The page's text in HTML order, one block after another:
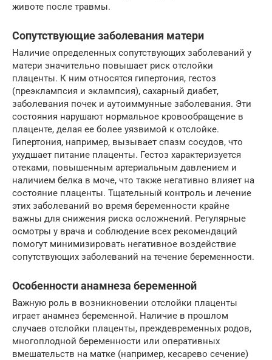
животе после травмы.
Сопутствующие заболевания матери
Наличие определенных сопутствующих заболеваний у
матери значительно повышает риск отслойки
плаценты. К ним относятся гипертония, гестоз
(преэклампсия и эклампсия), сахарный диабет,
заболевания почек и аутоиммунные заболевания. Эти
состояния нарушают нормальное кровообращение в
плаценте, делая ее более уязвимой к отслойке.
Гипертония, например, вызывает спазм сосудов, что
ухудшает питание плаценты. Гестоз характеризуется
отеками, повышенным артериальным давлением и
наличием белка в моче, что также негативно влияет на
состояние плаценты. Тщательный контроль и лечение
этих заболеваний во время беременности крайне
важны для снижения риска осложнений. Регулярные
осмотры у врача и соблюдение всех рекомендаций
помогут минимизировать негативное воздействие
сопутствующих заболеваний на течение беременности.
Особенности анамнеза беременной
Важную роль в возникновении отслойки плаценты
играет анамнез беременной. Наличие в прошлом
случаев отслойки плаценты, преждевременных родов,
многоплодной беременности или оперативных
вмешательств на матке (например, кесарево сечение)